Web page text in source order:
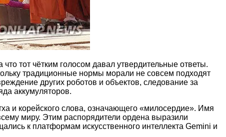
тот чётким голосом давал утвердительные ответы.
традиционные нормы морали не совсем подходят
других роботов и объектов, следование за
аккумуляторов.
и корейского слова, означающего «милосердие». Имя
миру. Этим распорядители ордена выразили
к платформам искусственного интеллекта Gemini и